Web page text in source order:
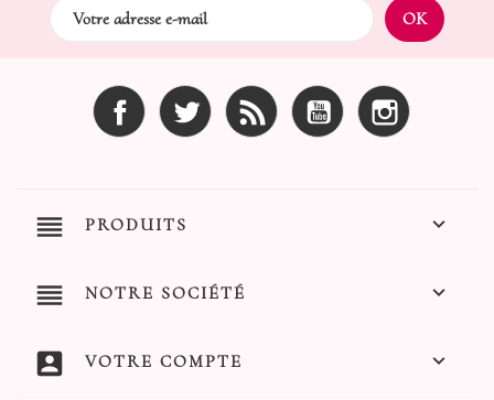
Facebook Twitter Rss YouTube
reorder PRODUITS 
reorder NOTRE SOCIÉTÉ 
account_box VOTRE COMPTE 